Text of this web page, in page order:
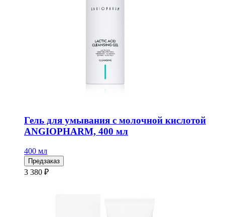
Гель для умывания с молочной кислотой
ANGIOPHARM, 400 мл
400 мл
Предзаказ
3 380 ₽